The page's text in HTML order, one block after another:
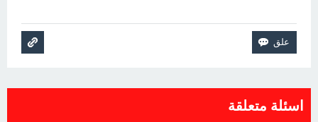
اسئلة متعلقة